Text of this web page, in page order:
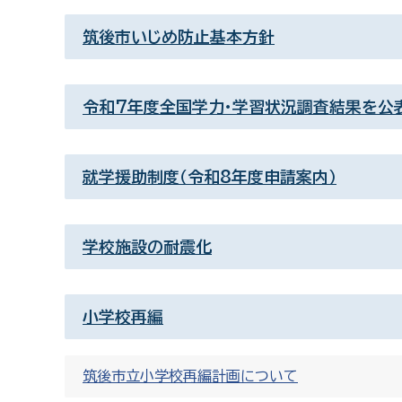
筑後市いじめ防止基本方針
令和7年度全国学力・学習状況調査結果を公
就学援助制度（令和8年度申請案内）
学校施設の耐震化
小学校再編
筑後市立小学校再編計画について